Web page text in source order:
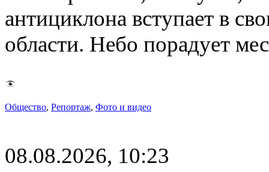
антициклона вступает в
области. Небо порадует
Общество, Репортаж, Фото и видео
08.08.2026, 10:23